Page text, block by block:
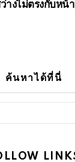
งไม่ตรงกับหน้
ค้นหาได้ที่นี่